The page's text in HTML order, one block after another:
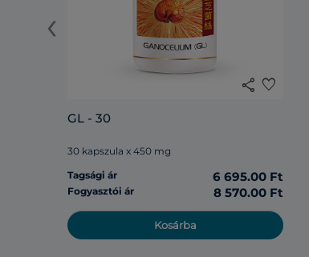
share favorite
GL - 30
30 kapszula x 450 mg
Tagsági ár
6 695.00 Ft
Fogyasztói ár 8 570.00 Ft
Kosárba
‹